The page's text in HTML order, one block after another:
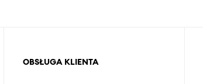
OBSŁUGA KLIENTA